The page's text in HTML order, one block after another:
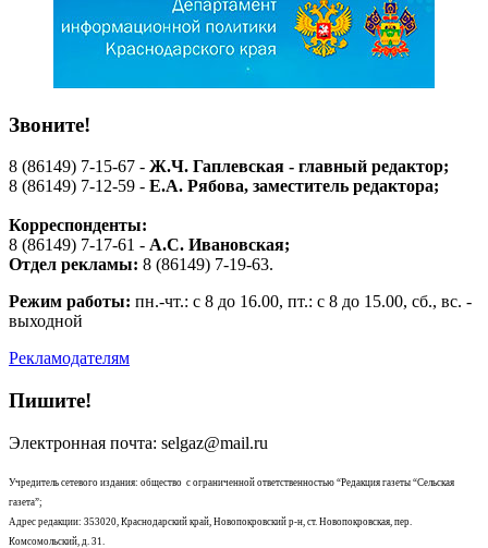
Звоните!
8 (86149) 7-15-67 - Ж.Ч. Гаплевская - главный редактор;
8 (86149) 7-12-59 - Е.А. Рябова, заместитель редактора;
Корреспонденты:
8 (86149) 7-17-61 - А.С. Ивановская;
Отдел рекламы: 8 (86149) 7-19-63.
Режим работы: пн.-чт.: с 8 до 16.00, пт.: с 8 до 15.00, сб., вс. -
выходной
Рекламодателям
Пишите!
Электронная почта: selgaz@mail.ru
Учредитель сетевого издания: общество с ограниченной ответственностью “Редакция газеты “Сельская
газета”;
Адрес редакции: 353020, Краснодарский край, Новопокровский р-н, ст. Новопокровская, пер.
Комсомольский, д. 31.